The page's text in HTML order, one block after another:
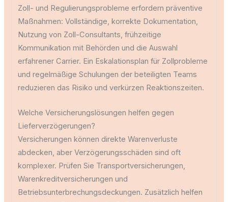
Zoll- und Regulierungsprobleme erfordern präventive
Maßnahmen: Vollständige, korrekte Dokumentation,
Nutzung von Zoll-Consultants, frühzeitige
Kommunikation mit Behörden und die Auswahl
erfahrener Carrier. Ein Eskalationsplan für Zollprobleme
und regelmäßige Schulungen der beteiligten Teams
reduzieren das Risiko und verkürzen Reaktionszeiten.
Welche Versicherungslösungen helfen gegen
Lieferverzögerungen?
Versicherungen können direkte Warenverluste
abdecken, aber Verzögerungsschäden sind oft
komplexer. Prüfen Sie Transportversicherungen,
Warenkreditversicherungen und
Betriebsunterbrechungsdeckungen. Zusätzlich helfen